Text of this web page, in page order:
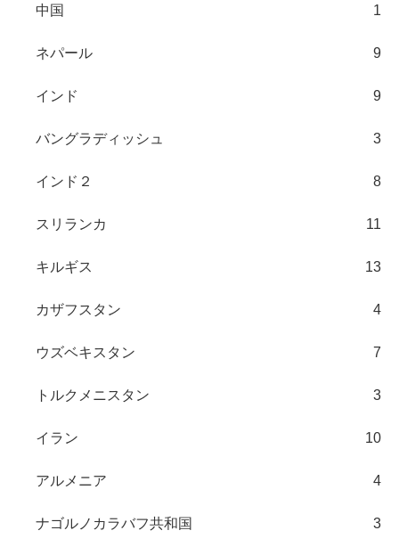
中国 1
ネパール 9
インド 9
バングラディッシュ 3
インド２ 8
スリランカ 11
キルギス 13
カザフスタン 4
ウズベキスタン 7
トルクメニスタン 3
イラン 10
アルメニア 4
ナゴルノカラバフ共和国 3